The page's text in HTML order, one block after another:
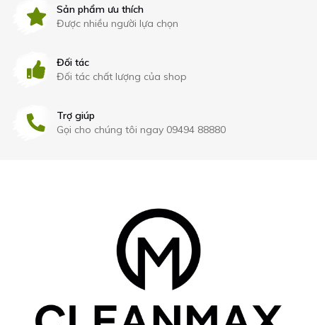
Sản phẩm ưu thích
Được nhiều người lựa chọn
Đối tác
Đối tác chất lượng của shop
Trợ giúp
Gọi cho chúng tôi ngay 09494 88880